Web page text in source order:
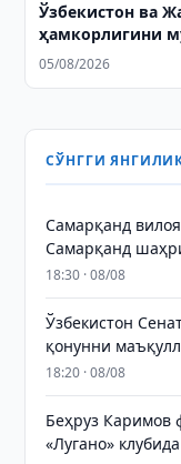
Ўзбекистон ва
ҳамкорлигини
05/08/2026
СЎНГГИ
Самарқанд
Самарқанд
18:30 · 08/08
Ўзбекистон
қонунни
18:20 · 08/08
Беҳруз
«Лугано»